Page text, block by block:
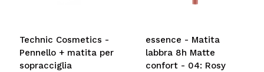
Technic Cosmetics -
Pennello + matita per
sopracciglia
essence - Matita
labbra 8h Matte
confort - 04: Rosy